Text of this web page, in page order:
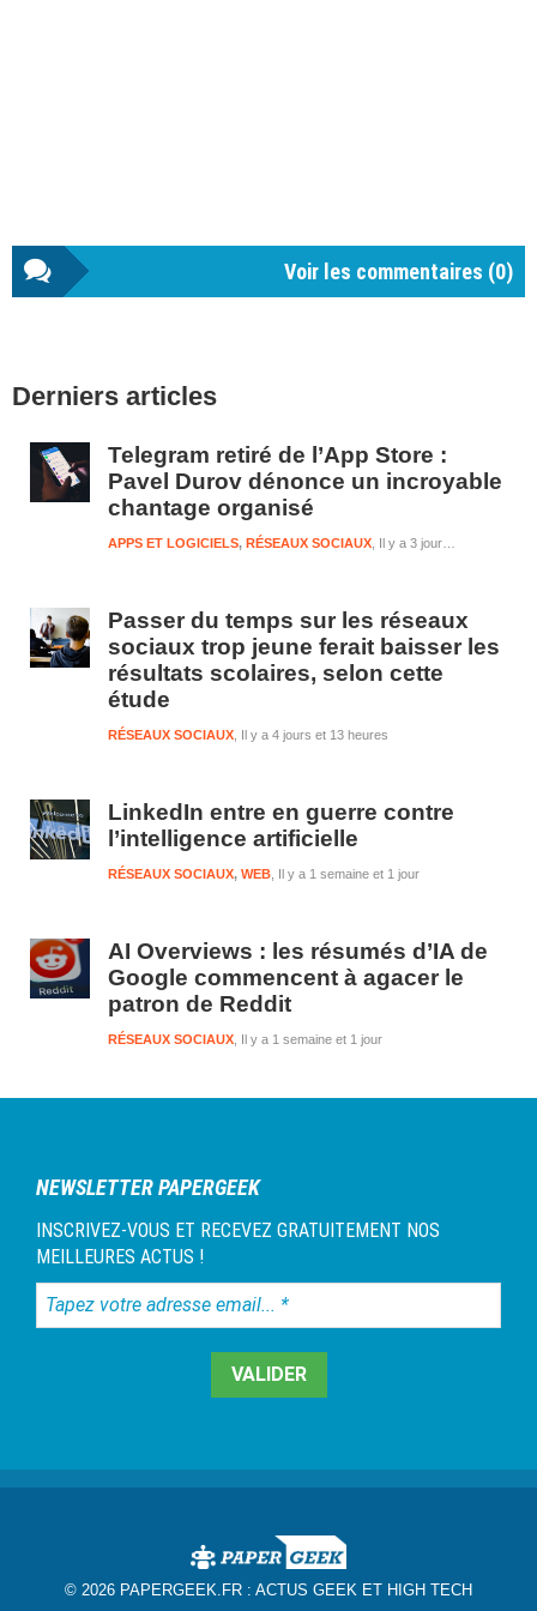
Voir les commentaires (0)
latérale
Derniers articles
Telegram retiré de l’App Store :
Pavel Durov dénonce un incroyable
chantage organisé
Il y a 3 jours et 13 heures
APPS ET LOGICIELS, RÉSEAUX SOCIAUX
Passer du temps sur les réseaux
sociaux trop jeune ferait baisser les
résultats scolaires, selon cette
étude
Il y a 4 jours et 13 heures
RÉSEAUX SOCIAUX
LinkedIn entre en guerre contre
l’intelligence artificielle
Il y a 1 semaine et 1 jour
RÉSEAUX SOCIAUX, WEB
AI Overviews : les résumés d’IA de
Google commencent à agacer le
patron de Reddit
Il y a 1 semaine et 1 jour
RÉSEAUX SOCIAUX
NEWSLETTER PAPERGEEK
INSCRIVEZ-VOUS ET RECEVEZ GRATUITEMENT NOS
MEILLEURES ACTUS !
Tapez
votre
© 2026 PAPERGEEK.FR : ACTUS GEEK ET HIGH TECH